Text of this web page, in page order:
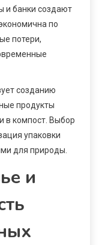
и банки создают
по
потери,
созданию
продукты
в компост. Выбор
упаковки
для природы.
и